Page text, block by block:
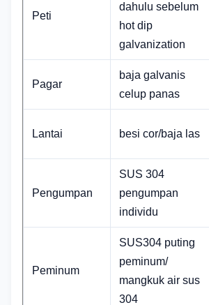
Peti
dahulu sebelum
hot dip
galvanization
Pagar
baja galvanis
celup panas
Lantai besi cor/baja las
Pengumpan
SUS 304
pengumpan
individu
Peminum
SUS304 puting
peminum/
mangkuk air sus
304